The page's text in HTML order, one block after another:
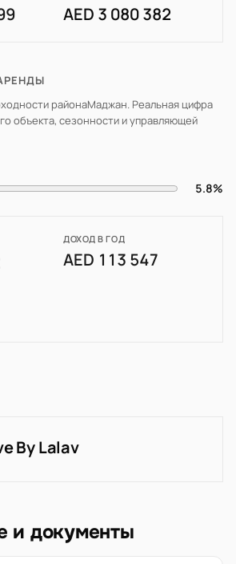
AED 3 080 382
районаМаджан. Реальная цифра
объекта, сезонности и управляющей
5.8%
ДОХОД В ГОД
AED 113 547
By Lalav
и документы